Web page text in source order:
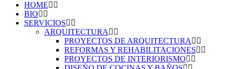
HOME
BIO
SERVICIOS
ARQUITECTURA
PROYECTOS DE ARQUITECTURA
REFORMAS Y REHABILITACIONES
PROYECTOS DE INTERIORISMO